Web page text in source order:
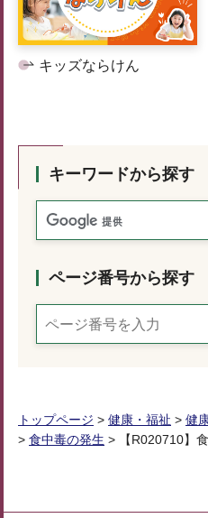
キッズならけん
キーワードから探す
ページ番号から探す
トップページ > 健康・福祉 > 健
> 食中毒の発生 > 【R020710】